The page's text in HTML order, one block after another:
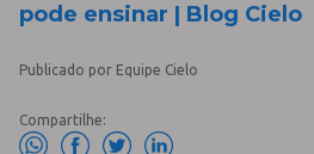
pode ensinar | Blog Cielo
Publicado por Equipe Cielo
Compartilhe: